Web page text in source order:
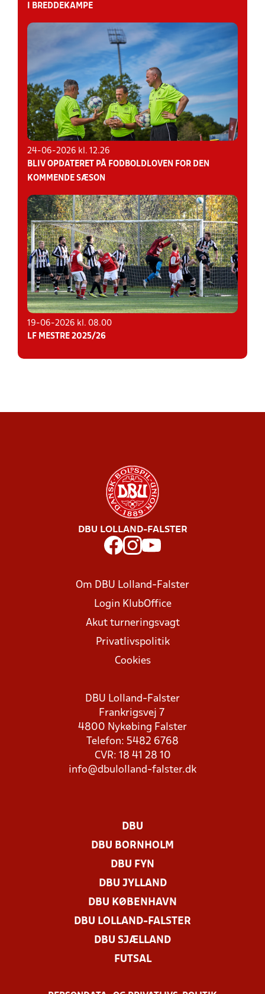
I BREDDEKAMPE
24-06-2026 kl. 12.26
BLIV OPDATERET PÅ FODBOLDLOVEN FOR DEN
KOMMENDE SÆSON
19-06-2026 kl. 08.00
LF MESTRE 2025/26
DBU LOLLAND-FALSTER
Om DBU Lolland-Falster
Login KlubOffice
Akut turneringsvagt
Privatlivspolitik
Cookies
DBU Lolland-Falster
Frankrigsvej 7
4800 Nykøbing Falster
Telefon: 5482 6768
CVR: 18 41 28 10
info@dbulolland-falster.dk
DBU
DBU BORNHOLM
DBU FYN
DBU JYLLAND
DBU KØBENHAVN
DBU LOLLAND-FALSTER
DBU SJÆLLAND
FUTSAL